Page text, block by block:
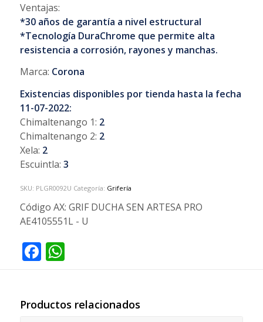
Ventajas:
*30 años de garantía a nivel estructural
*Tecnología DuraChrome que permite alta
resistencia a corrosión, rayones y manchas.
Marca: Corona
Existencias disponibles por tienda hasta la fecha
11-07-2022:
Chimaltenango 1: 2
Chimaltenango 2: 2
Xela: 2
Escuintla: 3
SKU: PLGR0092U Categoría: Grifería
Código AX: GRIF DUCHA SEN ARTESA PRO
AE4105551L - U
Facebook
WhatsApp
Productos relacionados